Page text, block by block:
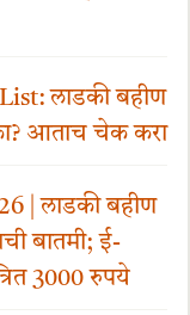
लाडकी बहीण
आताच चेक करा
| लाडकी बहीण
बातमी; ई-
3000 रुपये